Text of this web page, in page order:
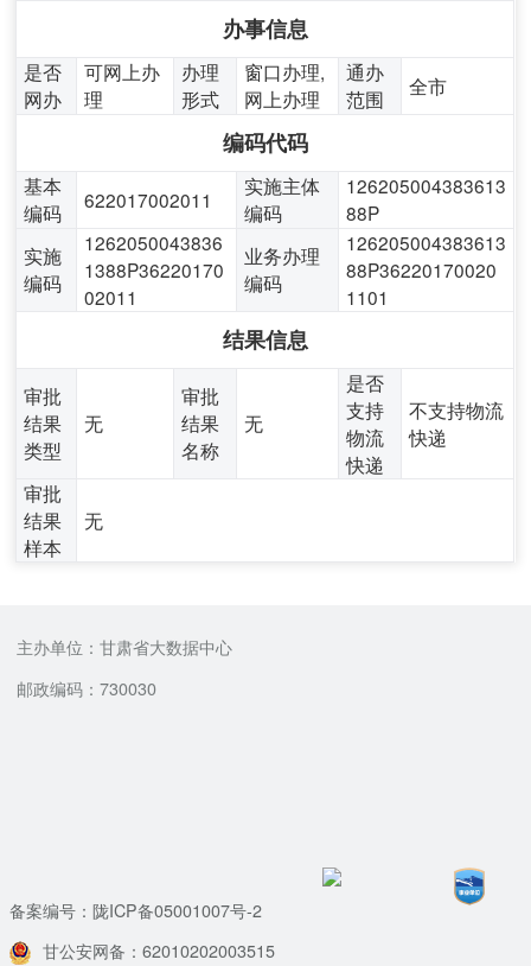
办事信息
是否
网办
可网上办
理
办理
形式
窗口办理,
网上办理
通办
范围
全市
编码代码
基本
编码
622017002011
实施主体
编码
126205004383613
88P
实施
编码
1262050043836
1388P36220170
02011
业务办理
编码
126205004383613
88P36220170020
1101
结果信息
审批
结果
类型
无
审批
结果
名称
无
是否
支持
物流
快递
不支持物流
快递
审批
结果
样本
无
主办单位：甘肃省大数据中心
邮政编码：730030
备案编号：陇ICP备05001007号-2
甘公安网备：62010202003515